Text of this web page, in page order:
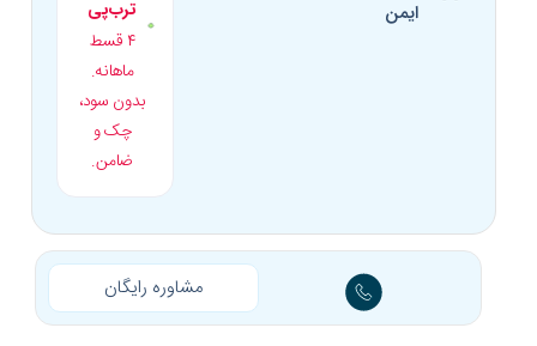
ایمن
ترب‌پی
۴ قسط
ماهانه.
بدون سود،
چک و
ضامن.
مشاوره رایگان